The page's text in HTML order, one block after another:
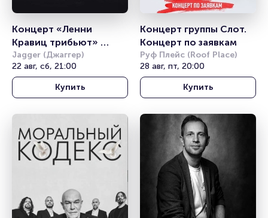
Концерт «Ленни
Кравиц трибьют»
(Lenny Kravitz tribute)
Jagger (Джаггер)
22 авг, сб, 21:00
Купить
Концерт группы Слот.
Концерт по заявкам
Руф Плейс (Roof Place)
28 авг, пт, 20:00
Купить